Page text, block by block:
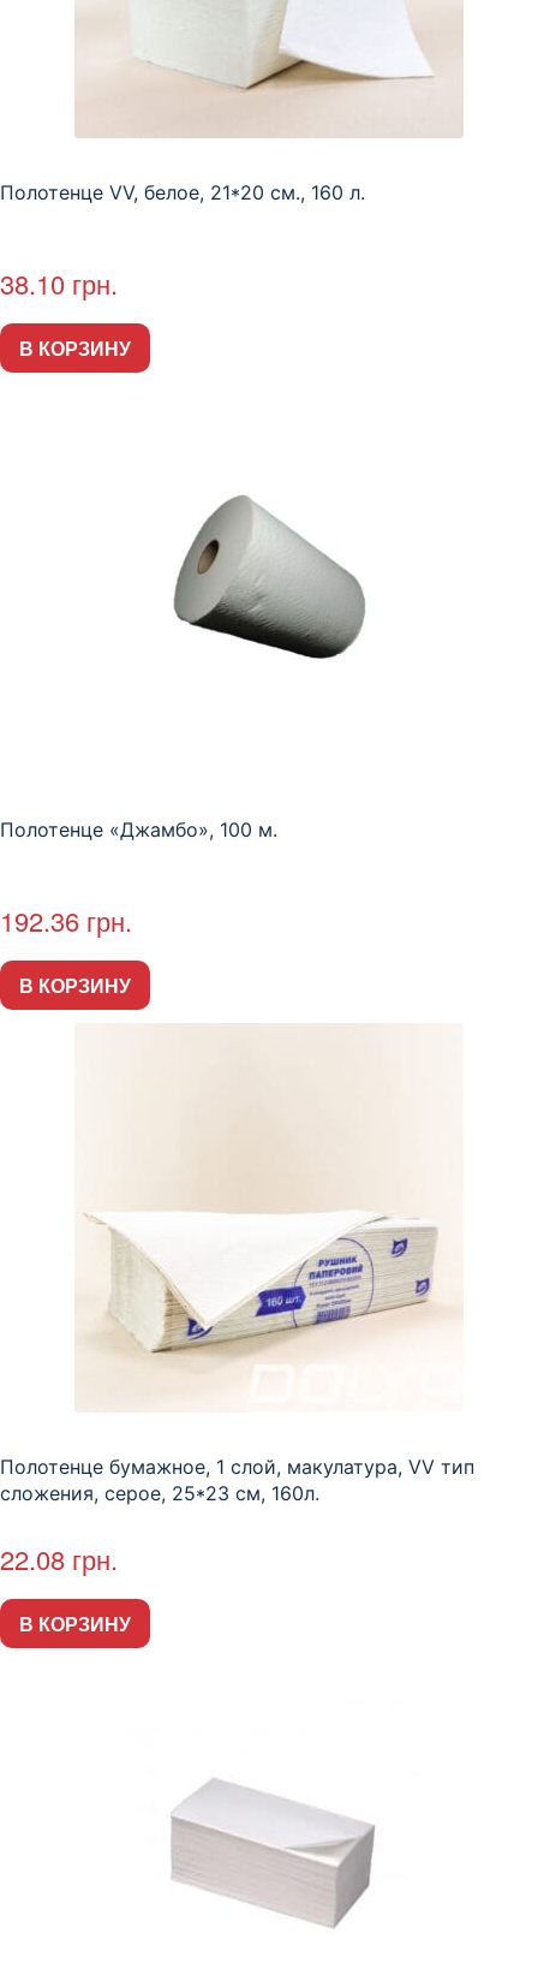
Полотенце VV, белое, 21*20 см., 160 л.
38.10 грн.
В КОРЗИНУ
Полотенце «Джамбо», 100 м.
192.36 грн.
В КОРЗИНУ
Полотенце бумажное, 1 слой, макулатура, VV тип
сложения, cерое, 25*23 см, 160л.
22.08 грн.
В КОРЗИНУ